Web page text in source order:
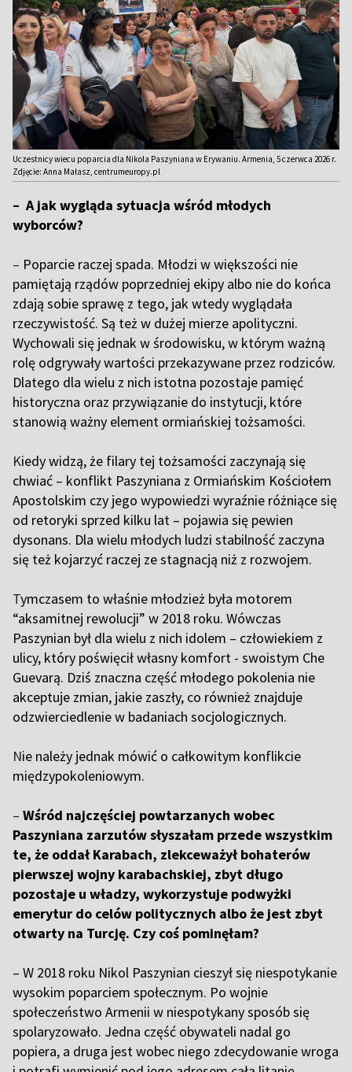
Uczestnicy wiecu poparcia dla Nikola Paszyniana w Erywaniu. Armenia, 5 czerwca 2026 r.
Zdjęcie: Anna Małasz, centrumeuropy.pl
– A jak wygląda sytuacja wśród młodych
wyborców?
– Poparcie raczej spada. Młodzi w większości nie
pamiętają rządów poprzedniej ekipy albo nie do końca
zdają sobie sprawę z tego, jak wtedy wyglądała
rzeczywistość. Są też w dużej mierze apolityczni.
Wychowali się jednak w środowisku, w którym ważną
rolę odgrywały wartości przekazywane przez rodziców.
Dlatego dla wielu z nich istotna pozostaje pamięć
historyczna oraz przywiązanie do instytucji, które
stanowią ważny element ormiańskiej tożsamości.
Kiedy widzą, że filary tej tożsamości zaczynają się
chwiać – konflikt Paszyniana z Ormiańskim Kościołem
Apostolskim czy jego wypowiedzi wyraźnie różniące się
od retoryki sprzed kilku lat – pojawia się pewien
dysonans. Dla wielu młodych ludzi stabilność zaczyna
się też kojarzyć raczej ze stagnacją niż z rozwojem.
Tymczasem to właśnie młodzież była motorem
“aksamitnej rewolucji” w 2018 roku. Wówczas
Paszynian był dla wielu z nich idolem – człowiekiem z
ulicy, który poświęcił własny komfort - swoistym Che
Guevarą. Dziś znaczna część młodego pokolenia nie
akceptuje zmian, jakie zaszły, co również znajduje
odzwierciedlenie w badaniach socjologicznych.
Nie należy jednak mówić o całkowitym konflikcie
międzypokoleniowym.
– Wśród najczęściej powtarzanych wobec
Paszyniana zarzutów słyszałam przede wszystkim
te, że oddał Karabach, zlekceważył bohaterów
pierwszej wojny karabachskiej, zbyt długo
pozostaje u władzy, wykorzystuje podwyżki
emerytur do celów politycznych albo że jest zbyt
otwarty na Turcję. Czy coś pominęłam?
– W 2018 roku Nikol Paszynian cieszył się niespotykanie
wysokim poparciem społecznym. Po wojnie
społeczeństwo Armenii w niespotykany sposób się
spolaryzowało. Jedna część obywateli nadal go
popiera, a druga jest wobec niego zdecydowanie wroga